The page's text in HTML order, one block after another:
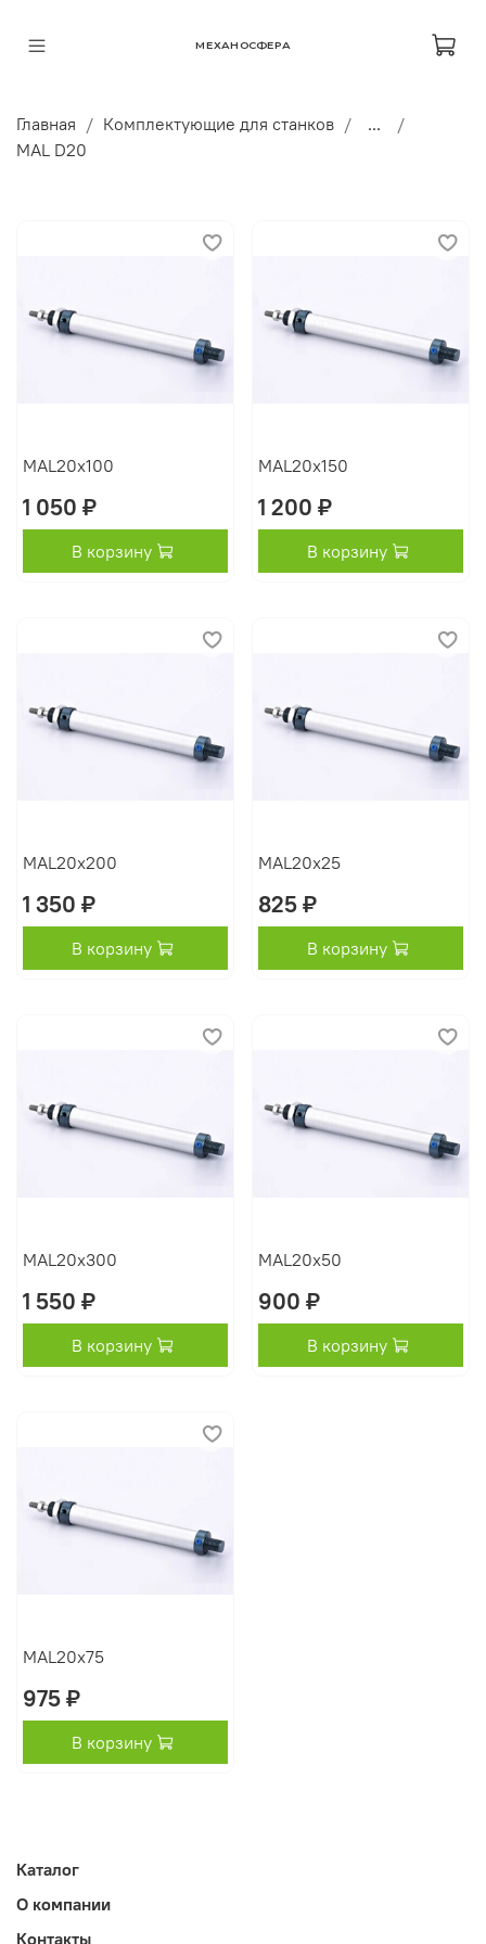
МЕХАНОСФЕРА
Главная Комплектующие для станков
...
MAL D20
MAL20x100
1 050 ₽
В корзину
MAL20x150
1 200 ₽
В корзину
MAL20x200
1 350 ₽
В корзину
MAL20x25
825 ₽
В корзину
MAL20x300
1 550 ₽
В корзину
MAL20x50
900 ₽
В корзину
MAL20x75
975 ₽
В корзину
Каталог
О компании
Контакты